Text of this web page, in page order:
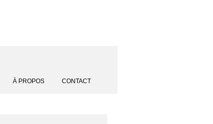
À PROPOS CONTACT